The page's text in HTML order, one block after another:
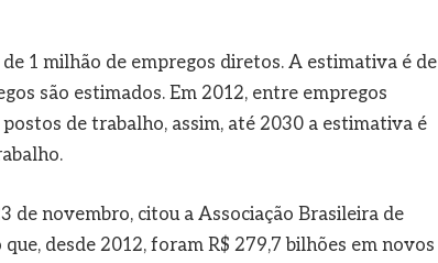
1 milhão de empregos diretos. A estimativa é de
são estimados. Em 2012, entre empregos
de trabalho, assim, até 2030 a estimativa é
de novembro, citou a Associação Brasileira de
que, desde 2012, foram R$ 279,7 bilhões em novos